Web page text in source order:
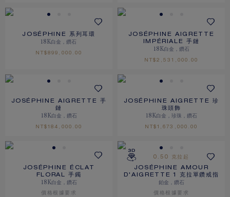
JOSÉPHINE 系列耳環
18K白金，鑽石
NT$‌899,000.00
JOSÉPHINE AIGRETTE
IMPÉRIALE 手鏈
18K白金，鑽石
NT$‌2,531,000.00
JOSÉPHINE AIGRETTE 手
鏈
18K白金，鑽石
NT$‌184,000.00
JOSÉPHINE AIGRETTE 珍
珠頭飾
18K白金，珍珠，鑽石
NT$‌1,673,000.00
JOSÉPHINE ÉCLAT
FLORAL 手鐲
18K白金，鑽石
價格根據要求
0.50 克拉起
JOSÉPHINE AMOUR
D'AIGRETTE 1 克拉單鑽戒指
鉑金，鑽石
價格根據要求